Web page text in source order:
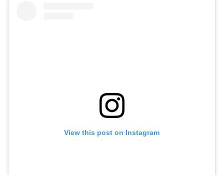
emocional. “Reconhecer a intenção do familiar e, ao mesmo
tempo, reafirmar o papel parental ajuda a estabelecer limites
sem desqualificar o outro”, orienta a profissional. Foi
conversar com os avós. “Falei que respeito o gosto deles e
View this post on Instagram